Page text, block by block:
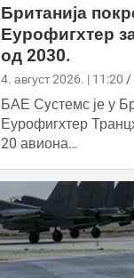
Британија
Еурофигхтер
од 2030.
4. август 2026. | 11:20
БАЕ Сyстемс је у
Еурофигхтер
20 авиона…